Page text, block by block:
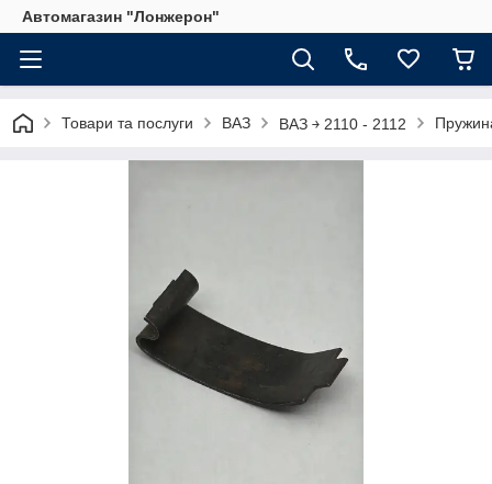
Автомагазин "Лонжерон"
Товари та послуги ВАЗ ВАЗ ￫ 2110 - 2112